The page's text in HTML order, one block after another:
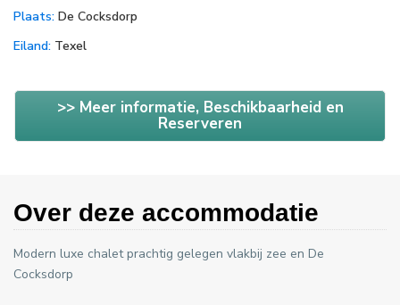
Plaats: De Cocksdorp
Eiland: Texel
>> Meer informatie, Beschikbaarheid en
Reserveren
Over deze accommodatie
Modern luxe chalet prachtig gelegen vlakbij zee en De
Cocksdorp